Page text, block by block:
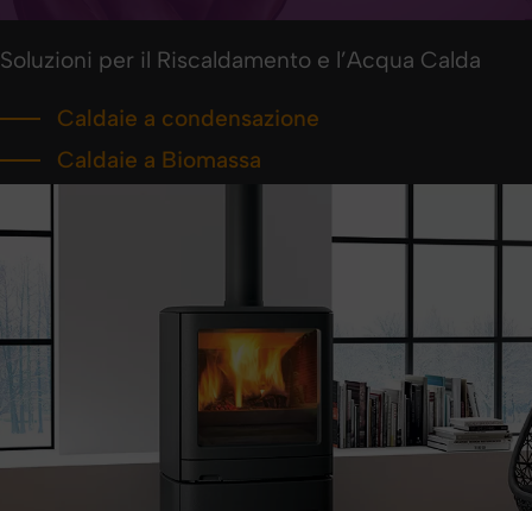
Soluzioni per il Riscaldamento e l’Acqua Calda
Caldaie a condensazione
Caldaie a Biomassa